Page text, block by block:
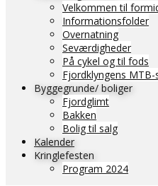
Velkommen til
Informationsfolder
Overnatning
Seværdigheder
På cykel og til fods
Fjordklyngens
Byggegrunde/ boliger
Fjordglimt
Bakken
Bolig til salg
Kalender
Kringlefesten
Program 2024